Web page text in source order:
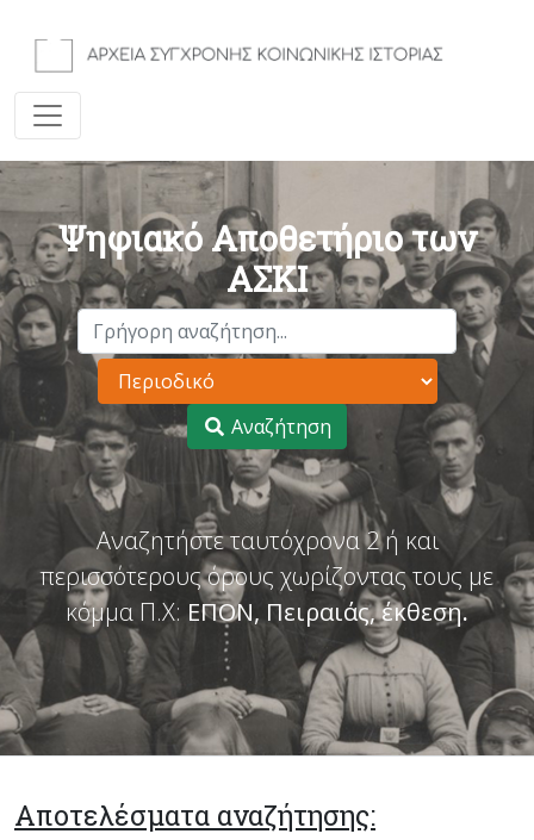
Ψηφιακό Αποθετήριο των
ΑΣΚΙ
Αναζήτηση
Αναζητήστε ταυτόχρονα 2 ή και
περισσότερους όρους χωρίζοντας τους με
κόμμα Π.Χ: ΕΠΟΝ, Πειραιάς, έκθεση.
Αποτελέσματα αναζήτησης: